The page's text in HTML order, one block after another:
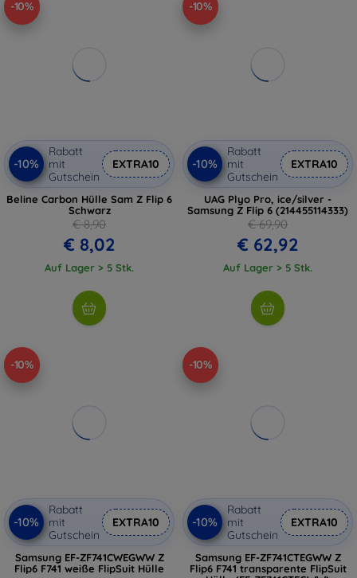
-10%
-10%
Rabatt
mit
Gutschein
EXTRA10
Beline Carbon Hülle Sam Z Flip 6
Schwarz
€ 8,90
€ 8,02
Auf Lager > 5 Stk.
-10%
-10%
Rabatt
mit
Gutschein
EXTRA10
UAG Plyo Pro, ice/silver -
Samsung Z Flip 6 (214455114333)
€ 69,90
€ 62,92
Auf Lager > 5 Stk.
-10%
-10%
Rabatt
mit
Gutschein
EXTRA10
Samsung EF-ZF741CWEGWW Z
Flip6 F741 weiße FlipSuit Hülle
-10%
-10%
Rabatt
mit
Gutschein
EXTRA10
Samsung EF-ZF741CTEGWW Z
Flip6 F741 transparente FlipSuit